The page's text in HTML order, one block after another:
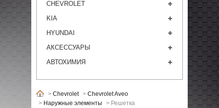
CHEVROLET
KIA
HYUNDAI
АКСЕССУАРЫ
АВТОХИМИЯ
> Chevrolet > Chevrolet Aveo
> Наружные элементы > Решетка